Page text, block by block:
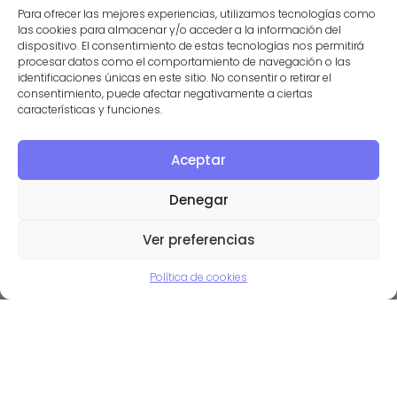
Para ofrecer las mejores experiencias, utilizamos tecnologías como
las cookies para almacenar y/o acceder a la información del
dispositivo. El consentimiento de estas tecnologías nos permitirá
procesar datos como el comportamiento de navegación o las
identificaciones únicas en este sitio. No consentir o retirar el
consentimiento, puede afectar negativamente a ciertas
características y funciones.
Aceptar
Denegar
Ver preferencias
Política de cookies
que a mi «cuadrilla» -como yo les llamo- le
encantó. ¡Me confesaron que les gustó
mucho más que Kahoot!
comandos de ambos sistemas operativos
¡Ya me contaréis vuestra experiencia si lo
ponéis en práctica!